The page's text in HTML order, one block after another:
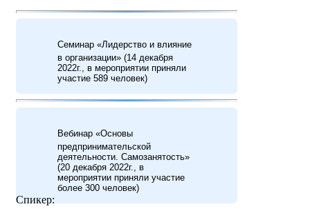
Семинар «Лидерство и влияние
в организации» (14 декабря
2022г., в мероприятии приняли
участие 589 человек)
Вебинар «Основы
предпринимательской
деятельности. Самозанятость»
(20 декабря 2022г., в
мероприятии приняли участие
более 300 человек)
Спикер: